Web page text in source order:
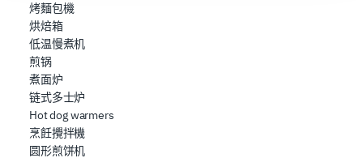
modificare o ritirare il tuo consenso in qualsiasi momento
dalla Dichiarazione sui cookie.
Utilizziamo i cookie per garantire che l’utente possa
usufruire del servizio richiesto, per personalizzare
contenuti ed annunci, per fornire funzionalità dei social
media e per analizzare il nostro traffico. Condividiamo
inoltre informazioni sul modo in cui l’utente utilizza il
烤麵包機
烘焙箱
低温慢煮机
煎锅
煮面炉
链式多士炉
Hot dog warmers
烹飪攪拌機
圆形煎饼机